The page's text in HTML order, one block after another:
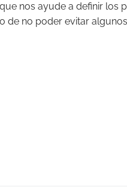
nos ayude a definir los
no poder evitar